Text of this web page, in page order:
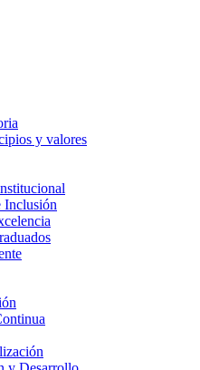
y valores
Inclusión